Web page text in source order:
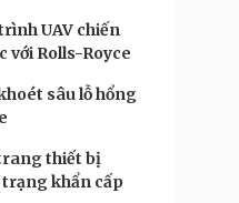
UAV chiến
với Rolls-Royce
sâu lỗ hổng
thiết bị
khẩn cấp